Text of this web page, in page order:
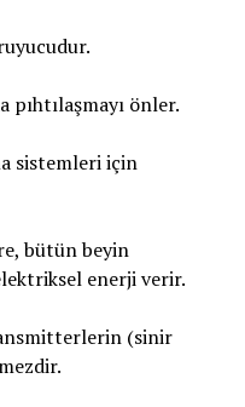
pıhtılaşmayı önler.
sistemleri için
bütün beyin
enerji verir.
(sinir